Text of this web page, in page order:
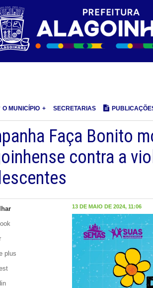
O MUNICÍPIO SECRETARIAS
Faça Bonito
contra a
13 DE MAIO DE 2024, 11:06
plus